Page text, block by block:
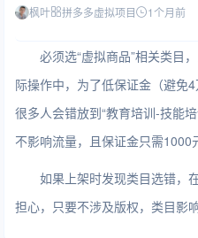
枫叶 拼多多虚拟项目 1个月前
必须选“虚拟商品”相关类目
际操作中，为了低保证金（避免
很多人会错放到“教育培训-技能
不影响流量，且保证金只需1000
如果上架时发现类目选错，
担心，只要不涉及版权，类目影响